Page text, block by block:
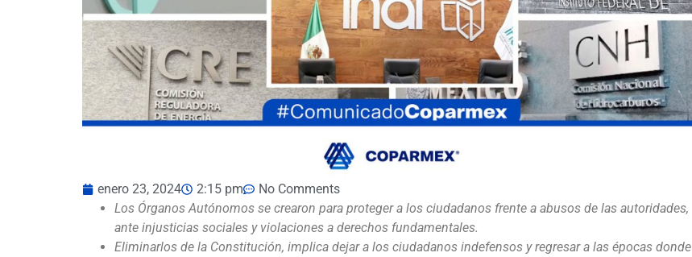
enero 23, 2024 2:15 pm
No Comments
Los Órganos Autónomos se crearon para proteger a los ciudadanos frente a abusos de las autoridades,
ante injusticias sociales y violaciones a derechos fundamentales.
Eliminarlos de la Constitución, implica dejar a los ciudadanos indefensos y regresar a las épocas donde